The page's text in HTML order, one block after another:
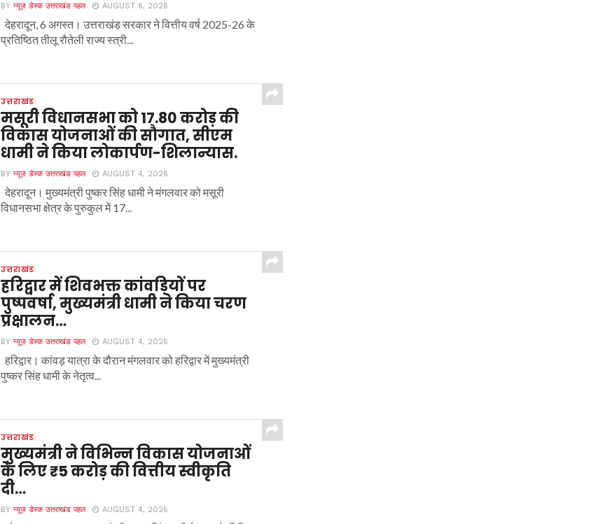
BYन्यूज़ डेस्क उत्तराखंड पहल AUGUST 6, 2026
देहरादून, 6 अगस्त। उत्तराखंड सरकार ने वित्तीय वर्ष 2025-26 के
प्रतिष्ठित तीलू रौतेली राज्य स्त्री...
उत्तराखंड
मसूरी विधानसभा को 17.80 करोड़ की
विकास योजनाओं की सौगात, सीएम
धामी ने किया लोकार्पण-शिलान्यास.
BYन्यूज़ डेस्क उत्तराखंड पहल AUGUST 4, 2026
देहरादून। मुख्यमंत्री पुष्कर सिंह धामी ने मंगलवार को मसूरी
विधानसभा क्षेत्र के पुरुकुल में 17...
उत्तराखंड
हरिद्वार में शिवभक्त कांवड़ियों पर
पुष्पवर्षा, मुख्यमंत्री धामी ने किया चरण
प्रक्षालन…
BYन्यूज़ डेस्क उत्तराखंड पहल AUGUST 4, 2026
हरिद्वार। कांवड़ यात्रा के दौरान मंगलवार को हरिद्वार में मुख्यमंत्री
पुष्कर सिंह धामी के नेतृत्व...
उत्तराखंड
मुख्यमंत्री ने विभिन्न विकास योजनाओं
के लिए ₹5 करोड़ की वित्तीय स्वीकृति
दी…
BYन्यूज़ डेस्क उत्तराखंड पहल AUGUST 4, 2026